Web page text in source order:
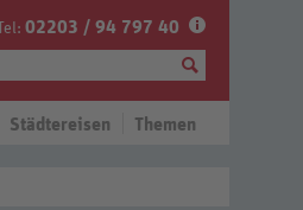
Tel: 02203 / 94 797 40
Städtereisen Themen